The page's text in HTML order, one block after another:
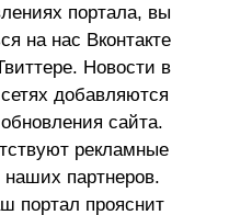
портала, вы
на нас Вконтакте
Новости в
добавляются
сайта.
рекламные
наших партнеров.
портал прояснит